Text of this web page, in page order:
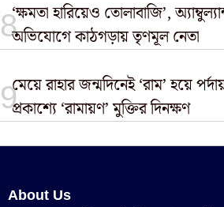
‘ক্ষমতা হারিয়েও তোলাবাজি’,
অভিযোগে কাঠগড়ায় তৃণমূল নেতা
মেয়ে রাহার জন্মদিনেই ‘রাম’ হয়ে
প্রকাশ্যে ‘রামায়ণ’ মুক্তির দিনক্ষণ
About Us